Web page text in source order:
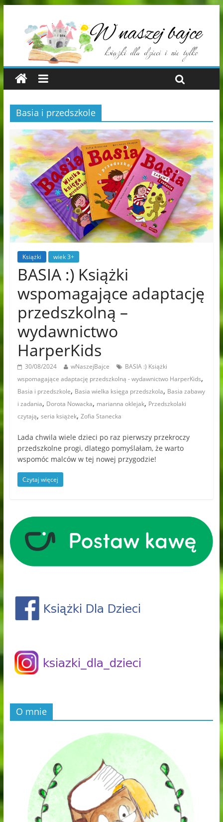
Basia i przedszkole
Książki wiek 3+
BASIA :) Książki
wspomagające adaptację
przedszkolną –
wydawnictwo
HarperKids
30/08/2024 wNaszejBajce
BASIA :) Książki
wspomagające adaptację przedszkolną - wydawnictwo HarperKids,
Basia i przedszkole, Basia wielka księga przedszkola, Basia zabawy
i zadania, Dorota Nowacka, marianna oklejak, Przedszkolaki
czytają, seria książek, Zofia Stanecka
Lada chwila wiele dzieci po raz pierwszy przekroczy
przedszkolne progi, dlatego pomyślałam, że warto
wspomóc malców w tej nowej przygodzie!
Czytaj więcej
O mnie